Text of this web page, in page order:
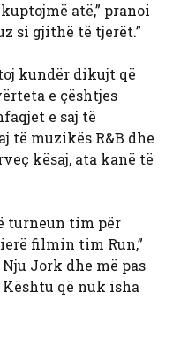
atë,” pranoi
si gjithë të tjerët.”
kundër dikujt që
e çështjes
e saj të
të muzikës R&B dhe
kësaj, ata kanë të
turneun tim për
filmin tim Run,”
Jork dhe më pas
që nuk isha